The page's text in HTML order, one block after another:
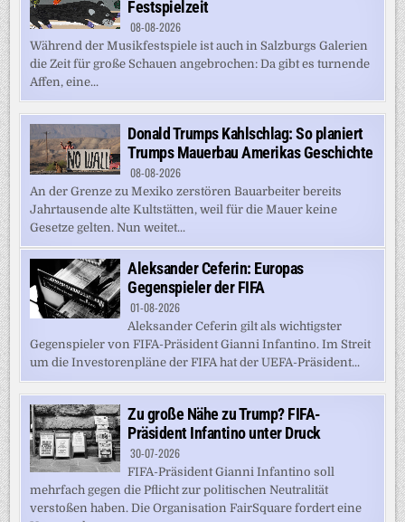
Festspielzeit
08-08-2026
Während der Musikfestspiele ist auch in Salzburgs Galerien
die Zeit für große Schauen angebrochen: Da gibt es turnende
Affen, eine...
Donald Trumps Kahlschlag: So planiert
Trumps Mauerbau Amerikas Geschichte
08-08-2026
An der Grenze zu Mexiko zerstören Bauarbeiter bereits
Jahrtausende alte Kultstätten, weil für die Mauer keine
Gesetze gelten. Nun weitet...
Aleksander Ceferin: Europas
Gegenspieler der FIFA
01-08-2026
Aleksander Ceferin gilt als wichtigster
Gegenspieler von FIFA-Präsident Gianni Infantino. Im Streit
um die Investorenpläne der FIFA hat der UEFA-Präsident...
Zu große Nähe zu Trump? FIFA-
Präsident Infantino unter Druck
30-07-2026
FIFA-Präsident Gianni Infantino soll
mehrfach gegen die Pflicht zur politischen Neutralität
verstoßen haben. Die Organisation FairSquare fordert eine